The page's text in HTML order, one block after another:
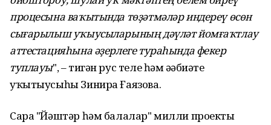
процесына ваҡытында төҙәтмәләр индереү өсөн
сығарылыш уҡыусыларының дәүләт йомғаҡтлау
аттестацияһына әҙерлеге тураһында фекер
туплауы", – тигән рус теле һәм әҙәбиәте
уҡытыусыһы Зинира Ғаязова.
Сара "Йәштәр һәм балалар" милли проекты